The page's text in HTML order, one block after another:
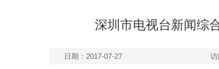
深圳市电视台新闻综
日期：2017-07-27 访